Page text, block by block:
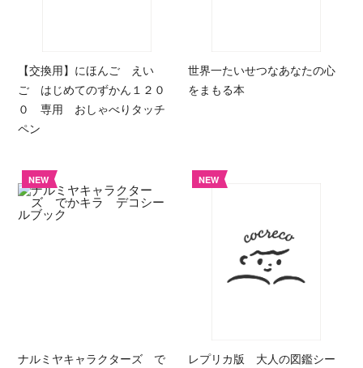
【交換用】にほんご えい
ご はじめてのずかん１２０
０ 専用 おしゃべりタッチ
ペン
世界一たいせつなあなたの心
をまもる本
NEW
ナルミヤキャラクターズ で
NEW
レプリカ版 大人の図鑑シー